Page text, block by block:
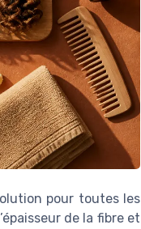
pour toutes les
de la fibre et